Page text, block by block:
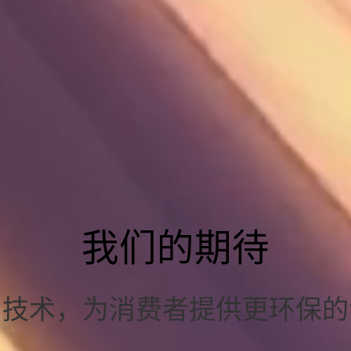
我们的期待
术，为消费者提供更环保